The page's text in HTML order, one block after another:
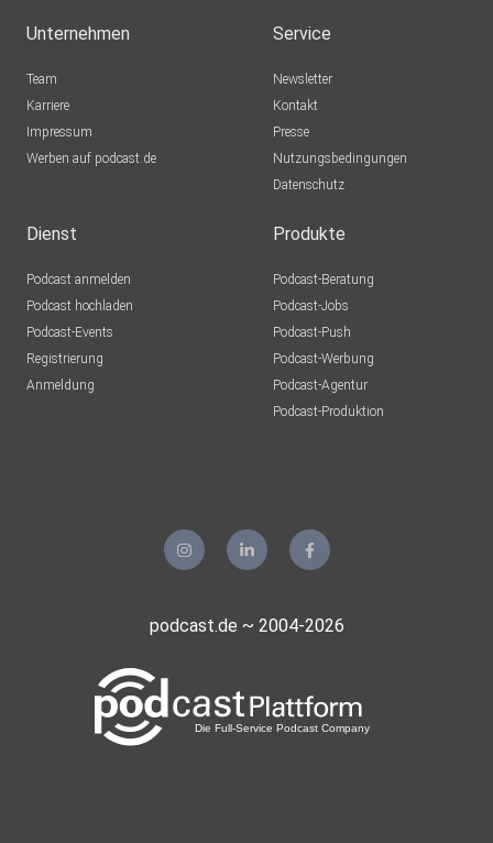
Unternehmen
Team
Karriere
Impressum
Werben auf podcast.de
Service
Newsletter
Kontakt
Presse
Nutzungsbedingungen
Datenschutz
Dienst
Podcast anmelden
Podcast hochladen
Podcast-Events
Registrierung
Anmeldung
Produkte
Podcast-Beratung
Podcast-Jobs
Podcast-Push
Podcast-Werbung
Podcast-Agentur
Podcast-Produktion
podcast.de ~ 2004-2026